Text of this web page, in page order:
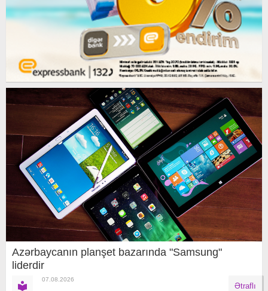
Azərbaycanın planşet bazarında "Samsung"
liderdir
07.08.2026
Ətraflı